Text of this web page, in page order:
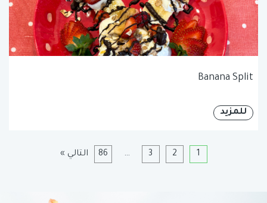
Banana Split
للمزيد
1
2
3
…
86 التالي »